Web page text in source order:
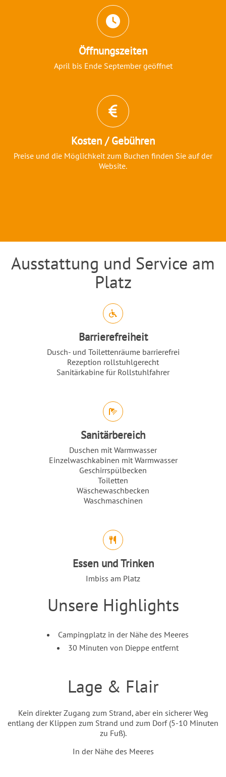
Öffnungszeiten
April bis Ende September geöffnet
Kosten / Gebühren
Preise und die Möglichkeit zum Buchen finden Sie auf der
Website.
Einleitung
Ausstattung und Service am
Platz
Abschnitt für Icons und Features
Barrierefreiheit
Dusch- und Toilettenräume barrierefrei
Rezeption rollstuhlgerecht
Sanitärkabine für Rollstuhlfahrer
Sanitärbereich
Duschen mit Warmwasser
Einzelwaschkabinen mit Warmwasser
Geschirrspülbecken
Toiletten
Wäschewaschbecken
Waschmaschinen
Essen und Trinken
Imbiss am Platz
Einleitung
Unsere Highlights
Campingplatz in der Nähe des Meeres
30 Minuten von Dieppe entfernt
Einleitung
Lage & Flair
Inhalt
Kein direkter Zugang zum Strand, aber ein sicherer Weg
entlang der Klippen zum Strand und zum Dorf (5-10 Minuten
zu Fuß).
In der Nähe des Meeres